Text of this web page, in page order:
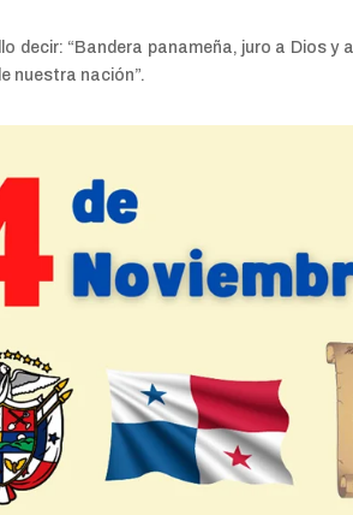
decir: “Bandera panameña, juro a Dios
nuestra nación”.